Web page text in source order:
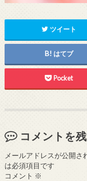
ツイート
はてブ
Pocket
コメントを
メールアドレスが公開さ
は必須項目です
コメント ※